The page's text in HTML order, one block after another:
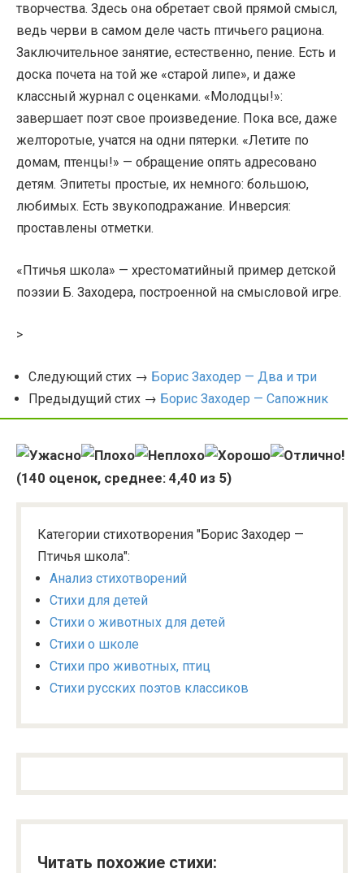
творчества. Здесь она обретает свой прямой смысл,
ведь черви в самом деле часть птичьего рациона.
Заключительное занятие, естественно, пение. Есть и
доска почета на той же «старой липе», и даже
классный журнал с оценками. «Молодцы!»:
завершает поэт свое произведение. Пока все, даже
желторотые, учатся на одни пятерки. «Летите по
домам, птенцы!» — обращение опять адресовано
детям. Эпитеты простые, их немного: большою,
любимых. Есть звукоподражание. Инверсия:
проставлены отметки.
«Птичья школа» — хрестоматийный пример детской
поэзии Б. Заходера, построенной на смысловой игре.
>
Следующий стих → Борис Заходер — Два и три
Предыдущий стих → Борис Заходер — Сапожник
(140 оценок, среднее: 4,40 из 5)
Категории стихотворения "Борис Заходер —
Птичья школа":
Анализ стихотворений
Стихи для детей
Стихи о животных для детей
Стихи о школе
Стихи про животных, птиц
Стихи русских поэтов классиков
Читать похожие стихи: